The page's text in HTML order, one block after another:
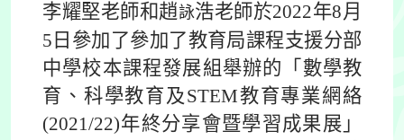
李耀堅老師和趙詠浩老師於2022年8月
5日參加了參加了教育局課程支援分部
中學校本課程發展組舉辦的「數學教
育、科學教育及STEM教育專業網絡
(2021/22)年終分享會暨學習成果展」